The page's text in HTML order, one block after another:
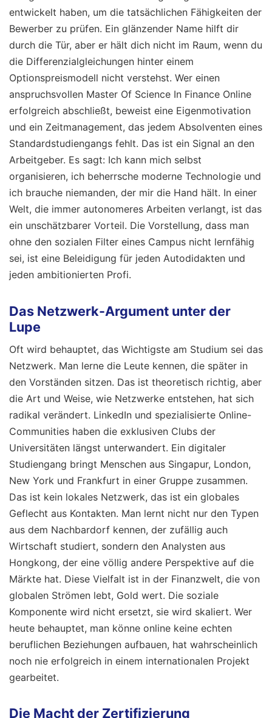
entwickelt haben, um die tatsächlichen Fähigkeiten der
Bewerber zu prüfen. Ein glänzender Name hilft dir
durch die Tür, aber er hält dich nicht im Raum, wenn du
die Differenzialgleichungen hinter einem
Optionspreismodell nicht verstehst. Wer einen
anspruchsvollen Master Of Science In Finance Online
erfolgreich abschließt, beweist eine Eigenmotivation
und ein Zeitmanagement, das jedem Absolventen eines
Standardstudiengangs fehlt. Das ist ein Signal an den
Arbeitgeber. Es sagt: Ich kann mich selbst
organisieren, ich beherrsche moderne Technologie und
ich brauche niemanden, der mir die Hand hält. In einer
Welt, die immer autonomeres Arbeiten verlangt, ist das
ein unschätzbarer Vorteil. Die Vorstellung, dass man
ohne den sozialen Filter eines Campus nicht lernfähig
sei, ist eine Beleidigung für jeden Autodidakten und
jeden ambitionierten Profi.
Das Netzwerk-Argument unter der
Lupe
Oft wird behauptet, das Wichtigste am Studium sei das
Netzwerk. Man lerne die Leute kennen, die später in
den Vorständen sitzen. Das ist theoretisch richtig, aber
die Art und Weise, wie Netzwerke entstehen, hat sich
radikal verändert. LinkedIn und spezialisierte Online-
Communities haben die exklusiven Clubs der
Universitäten längst unterwandert. Ein digitaler
Studiengang bringt Menschen aus Singapur, London,
New York und Frankfurt in einer Gruppe zusammen.
Das ist kein lokales Netzwerk, das ist ein globales
Geflecht aus Kontakten. Man lernt nicht nur den Typen
aus dem Nachbardorf kennen, der zufällig auch
Wirtschaft studiert, sondern den Analysten aus
Hongkong, der eine völlig andere Perspektive auf die
Märkte hat. Diese Vielfalt ist in der Finanzwelt, die von
globalen Strömen lebt, Gold wert. Die soziale
Komponente wird nicht ersetzt, sie wird skaliert. Wer
heute behauptet, man könne online keine echten
beruflichen Beziehungen aufbauen, hat wahrscheinlich
noch nie erfolgreich in einem internationalen Projekt
gearbeitet.
Die Macht der Zertifizierung